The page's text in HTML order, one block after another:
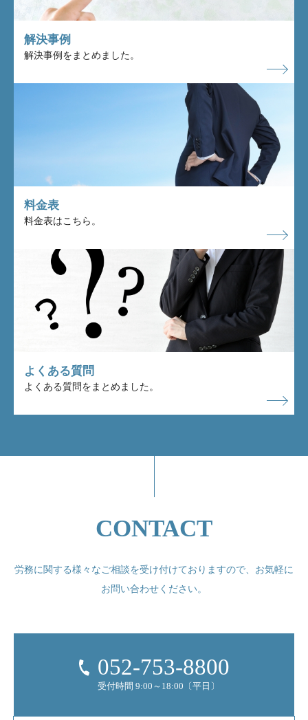
解決事例
解決事例をまとめました。
料金表
料金表はこちら。
よくある質問
よくある質問をまとめました。
CONTACT
労務に関する様々なご相談を受け付けておりますので、 お気軽に
お問い合わせください。
052-753-8800
受付時間 9:00～18:00〔平日〕